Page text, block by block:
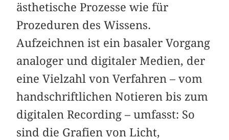
ästhetische Prozesse wie für
Prozeduren des Wissens.
Aufzeichnen ist ein basaler Vorgang
analoger und digitaler Medien, der
eine Vielzahl von Verfahren – vom
handschriftlichen Notieren bis zum
digitalen Recording – umfasst: So
sind die Grafien von Licht,